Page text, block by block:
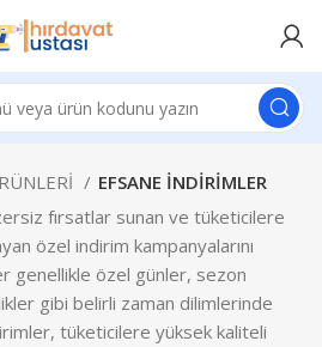
EFSANE İNDİRİMLER
fırsatlar sunan ve tüketicilere
özel indirim kampanyalarını
genellikle özel günler, sezon
gibi belirli zaman dilimlerinde
tüketicilere yüksek kaliteli